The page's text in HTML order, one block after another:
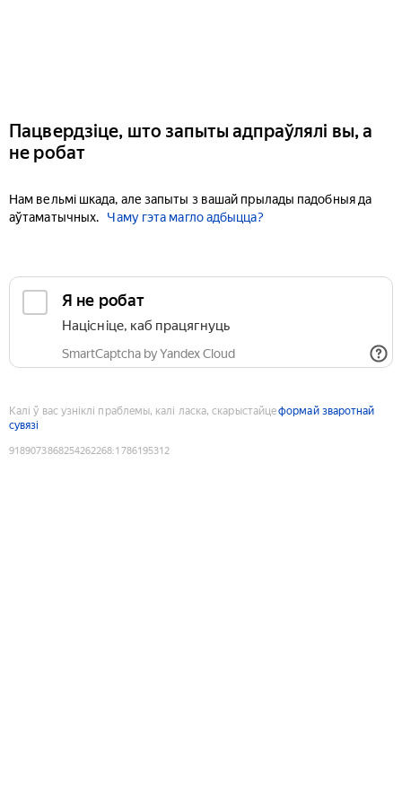
Пацвердзіце, што запыты адпраўлялі вы, а
не робат
Нам вельмі шкада, але запыты з вашай прылады падобныя да
аўтаматычных.
Чаму гэта магло адбыцца?
Я не робат
Націсніце, каб працягнуць
SmartCaptcha by Yandex Cloud
Калі ў вас узніклі праблемы, калі ласка, скарыстайцеформай зваротнай
сувязі
9189073868254262268:1786195312